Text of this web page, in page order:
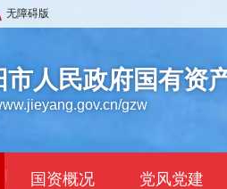
无障碍版
市人民政府国有资
gzw
| 国资概况 党风党建